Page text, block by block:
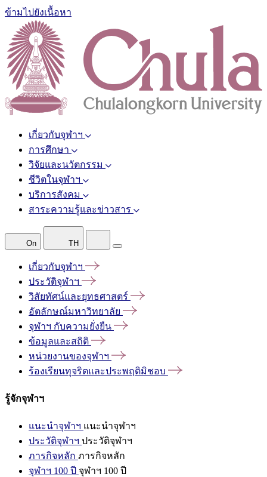
ข้ามไปยังเนื้อหา
เกี่ยวกับจุฬาฯ
การศึกษา
วิจัยและนวัตกรรม
ชีวิตในจุฬาฯ
บริการสังคม
สาระความรู้และข่าวสาร
On TH
เกี่ยวกับจุฬาฯ
ประวัติจุฬาฯ
วิสัยทัศน์และยุทธศาสตร์
อัตลักษณ์มหาวิทยาลัย
จุฬาฯ กับความยั่งยืน
ข้อมูลและสถิติ
หน่วยงานของจุฬาฯ
ร้องเรียนทุจริตและประพฤติมิชอบ
รู้จักจุฬาฯ
แนะนำจุฬาฯ แนะนำจุฬาฯ
ประวัติจุฬาฯ ประวัติจุฬาฯ
ภารกิจหลัก ภารกิจหลัก
จุฬาฯ 100 ปี จุฬาฯ 100 ปี